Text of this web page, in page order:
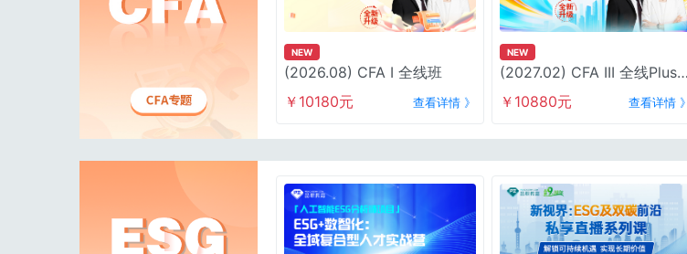
NEW
(2026.08) CFA I 全线班
￥10180元
查看详情 》
NEW
(2027.02) CFA III 全线Plus
班
￥10880元 查看详情 》